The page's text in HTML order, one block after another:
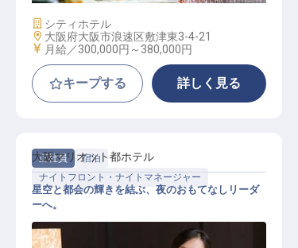
施設業態
シティホテル
勤務地
大阪府大阪市浪速区敷津東3-4-21
給与
月給／300,000円～ 380,000円
キープする 詳しく見る
正社員
宿泊
ナイトフロント・ナイトマネージャー
大阪マリオット都ホテル
星空と都会の輝きを結ぶ、夜のおもてなしリーダ
ーへ。